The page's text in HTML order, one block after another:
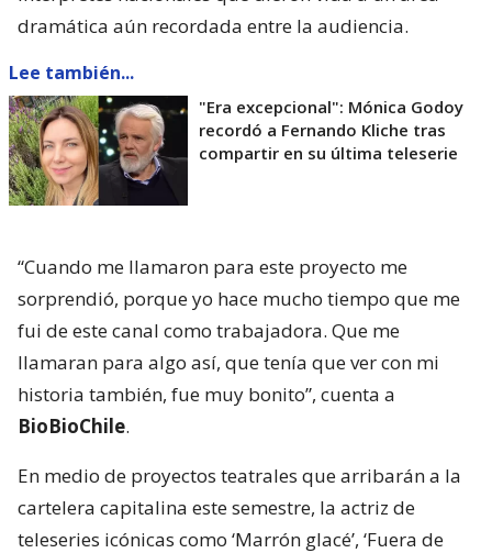
dramática aún recordada entre la audiencia.
Lee también...
"Era excepcional": Mónica Godoy
recordó a Fernando Kliche tras
compartir en su última teleserie
“Cuando me llamaron para este proyecto me
sorprendió, porque yo hace mucho tiempo que me
fui de este canal como trabajadora. Que me
llamaran para algo así, que tenía que ver con mi
historia también, fue muy bonito”, cuenta a
BioBioChile.
En medio de proyectos teatrales que arribarán a la
cartelera capitalina este semestre, la actriz de
teleseries icónicas como ‘Marrón glacé’, ‘Fuera de